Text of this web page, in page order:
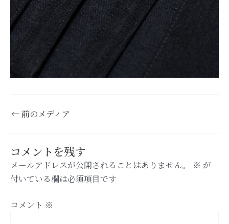
←前のメディア
コメントを残す
メールアドレスが公開されることはありません。 ※ が
付いている欄は必須項目です
コメント ※